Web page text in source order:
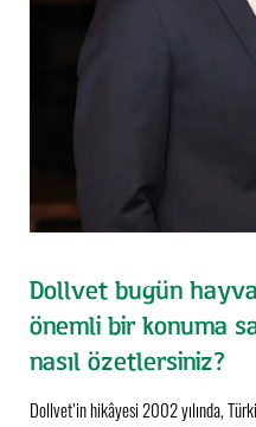
Dollvet bugün
önemli bir konuma
nasıl özetlersiniz?
Dollvet’in hikâyesi 2002 yılında,